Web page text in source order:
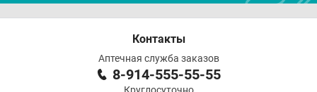
Контакты
Аптечная служба заказов
8-914-555-55-55